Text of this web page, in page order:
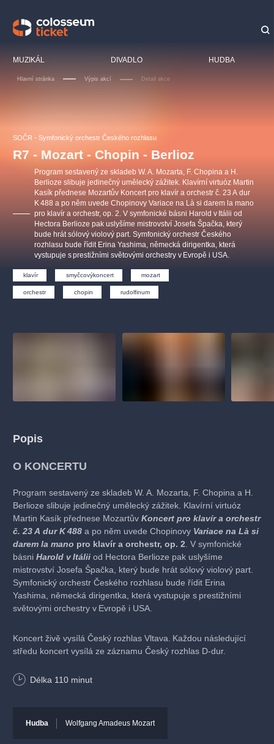
MUZIKÁL DIVADLO HUDBA
Hlavní stránka Výpis akcí Detail akce
SOČR - Symfonický orchestr Českého rozhlasu
R7 - Mozart - Chopin - Berlioz
Program sestavený ze skladeb W. A. Mozarta, F. Chopina a H.
Berlioze slibuje jedinečný umělecký zážitek. Klavírní virtuóz Martin
Kasík přednese Mozartův Koncert pro klavír a orchestr č. 23 A dur
K 488 a po něm uvede Chopinovy Variace na Là si darem la mano
pro klavír a orchestr, op. 2. V symfonické básni Harold v Itálii od
Hectora Berlioze pak uslyšíme mistrovství Josefa Špačka, který
bude hrát sólový violový part. Symfonický orchestr Českého
rozhlasu bude řídit Erina Yashima, německá dirigentka, která
vystupuje s prestižními světovými orchestry v Evropě i USA.
klavír smyčcovýkoncert mozart
orchestr chopin rudolfinum
Popis
O KONCERTU
Program sestavený ze skladeb W. A. Mozarta, F. Chopina a H.
Berlioze slibuje jedinečný umělecký zážitek. Klavírní virtuóz
Martin Kasík přednese Mozartův Koncert pro klavír a orchestr
č. 23 A dur K 488 a po něm uvede Chopinovy Variace na Là si
darem la mano pro klavír a orchestr, op. 2. V symfonické
básni Harold v Itálii od Hectora Berlioze pak uslyšíme
mistrovství Josefa Špačka, který bude hrát sólový violový part.
Symfonický orchestr Českého rozhlasu bude řídit Erina
Yashima, německá dirigentka, která vystupuje s prestižními
světovými orchestry v Evropě i USA.
Koncert živě vysílá Český rozhlas Vltava. Každou následující
středu koncert vysílá ze záznamu Český rozhlas D-dur.
Program
488 Konec formulářeZačátek formulářeKonec formuláře
Délka 110 minut
Hudba Wolfgang Amadeus Mozart
OBYČEJNÁ HOLKA
Agentura 44, s.r.o.
Pink Panther Agency,
s.r.o.
Ostatní hledají
muzikálypraha
Nejnavštěvovanější
muzikálypraha divadlopraha sleva
státníopera rudolfinum muzikál